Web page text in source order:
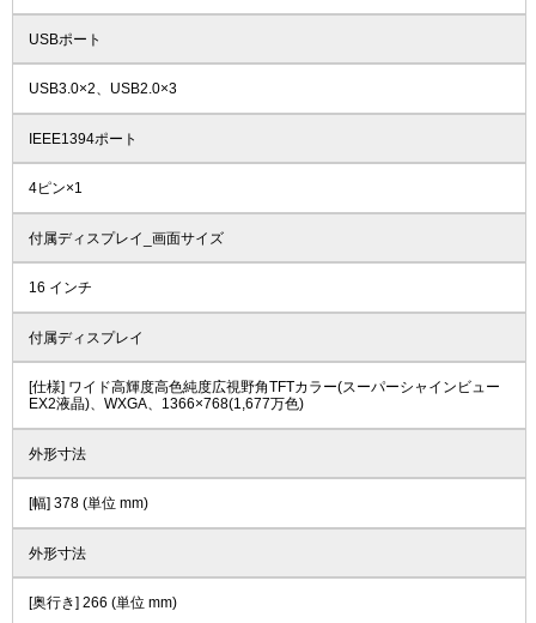
USBポート
USB3.0×2、USB2.0×3
IEEE1394ポート
4ピン×1
付属ディスプレイ_画面サイズ
16 インチ
付属ディスプレイ
[仕様] ワイド高輝度高色純度広視野角TFTカラー(スーパーシャインビュー
EX2液晶)、WXGA、1366×768(1,677万色)
外形寸法
[幅] 378 (単位 mm)
外形寸法
[奥行き] 266 (単位 mm)